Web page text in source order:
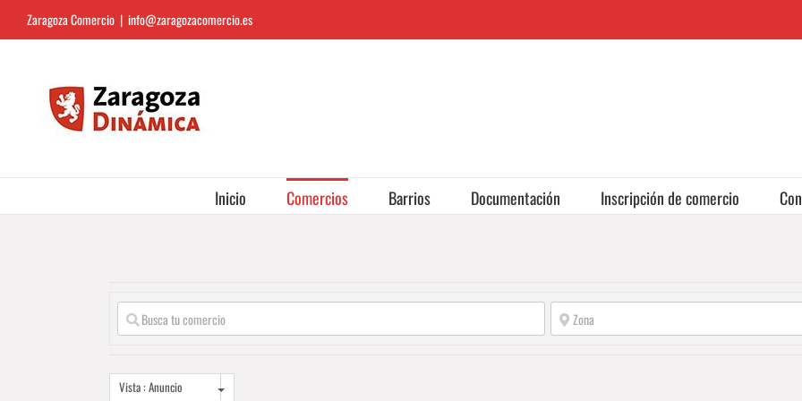
Saltar
al
Zaragoza Comercio | info@zaragozacomercio.es
Inicio Comercios Barrios Documentación Inscripción de comercio
Vista : Anuncio